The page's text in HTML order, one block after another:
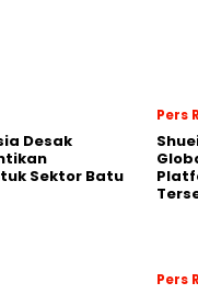
Desak
Sektor Batu
Pers
Pers